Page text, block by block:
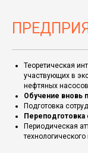
Теоретическая
участвующих в
нефтяных насосов.
Обучение вновь
Подготовка
Переподготовка
Периодическая